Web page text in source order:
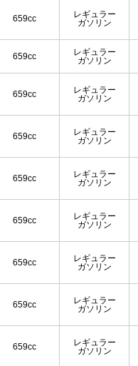
659cc
レギュラー
ガソリン
659cc
レギュラー
ガソリン
659cc
レギュラー
ガソリン
659cc
レギュラー
ガソリン
659cc
レギュラー
ガソリン
659cc
レギュラー
ガソリン
659cc
レギュラー
ガソリン
659cc
レギュラー
ガソリン
659cc
レギュラー
ガソリン